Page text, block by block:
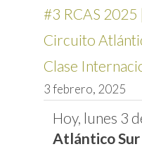
#3 RCAS 2025
Circuito
Clase
3 febrero, 2025
Hoy, lunes 3
Atlántico Sur